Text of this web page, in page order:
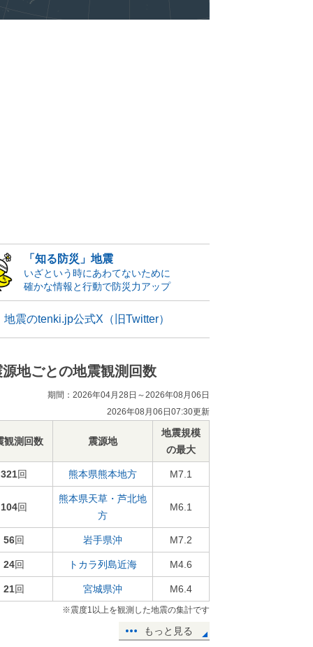
「知る防災」地震
いざという時にあわてないために
確かな情報と行動で防災力アップ
地震のtenki.jp公式X（旧Twitter）
源地ごとの地震観測回数
期間：2026年04月28日～2026年08月06日
2026年08月06日07:30更新
観測回数 震源地
地震規模
の最大
321回 熊本県熊本地方 M7.1
104回
熊本県天草・芦北地
方
M6.1
56回 岩手県沖 M7.2
24回 トカラ列島近海 M4.6
21回 宮城県沖 M6.4
※震度1以上を観測した地震の集計です
もっと見る